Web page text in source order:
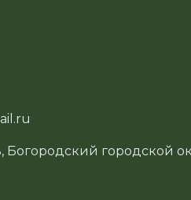
Богородский городской